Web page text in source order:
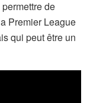
de
Premier League
qui peut être un